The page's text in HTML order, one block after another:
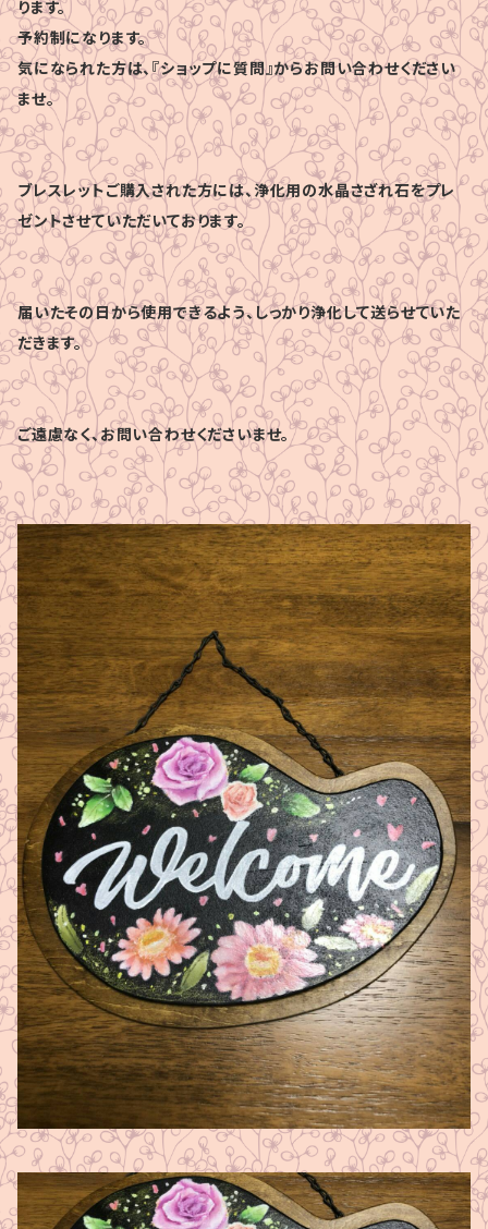
ります。
予約制になります。
気になられた方は、『ショップに質問』からお問い合わせください
ませ。
ブレスレットご購入された方には、浄化用の水晶さざれ石をプレ
ゼントさせていただいております。
届いたその日から使用できるよう、しっかり浄化して送らせていた
だきます。
ご遠慮なく、お問い合わせくださいませ。